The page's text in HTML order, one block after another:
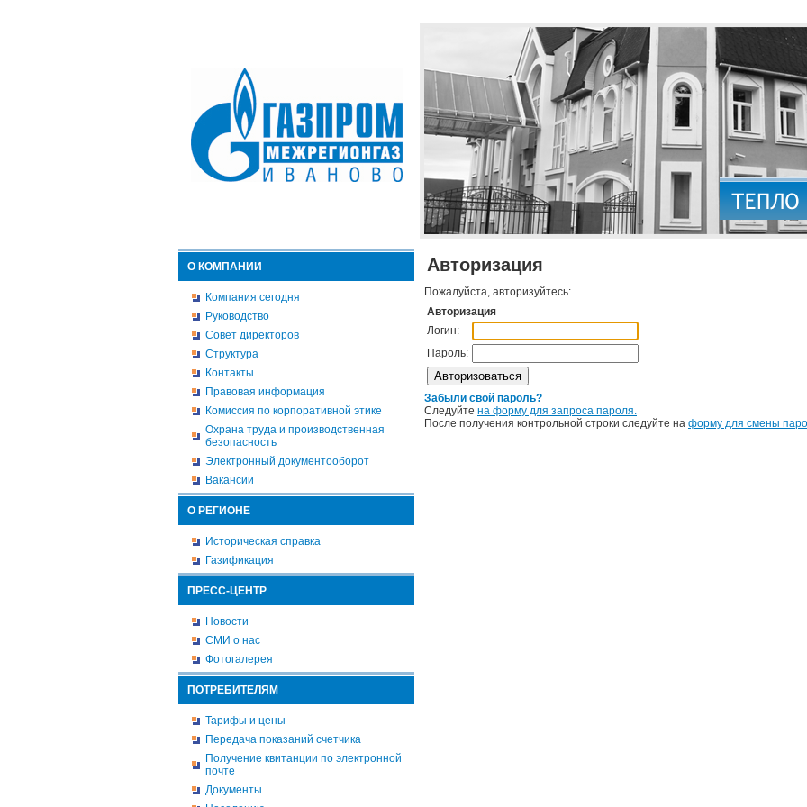
О КОМПАНИИ
Компания сегодня
Руководство
Совет директоров
Структура
Контакты
Правовая информация
Комиссия по корпоративной этике
Охрана труда и производственная
безопасность
Электронный документооборот
Вакансии
О РЕГИОНЕ
Историческая справка
Газификация
ПРЕСС-ЦЕНТР
Новости
СМИ о нас
Фотогалерея
ПОТРЕБИТЕЛЯМ
Тарифы и цены
Передача показаний счетчика
Получение квитанции по электронной
почте
Документы
Авторизация
Пожалуйста, авторизуйтесь:
Авторизация
Логин:
Пароль:
Забыли свой пароль?
Следуйте на форму для запроса пароля.
После получения контрольной строки следуйте на форму для смены